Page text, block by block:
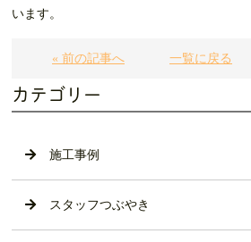
います。
« 前の記事へ 一覧に戻る
カテゴリー
施工事例
スタッフつぶやき